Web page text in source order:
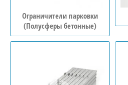
Ограничители парковки
(Полусферы бетонные)